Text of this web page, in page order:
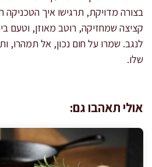
בצורה מדויקת, תרגישו איך
קציצה שמחזיקה, רוטב מאוזן, וטעם
לנגב. שמרו על חום נכון, אל תמהרו,
שלו.
אולי תאהבו גם: